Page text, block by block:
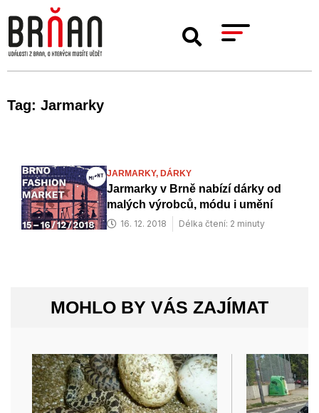
Tag: Jarmarky
JARMARKY, DÁRKY
Jarmarky v Brně nabízí dárky od
malých výrobců, módu i umění
16. 12. 2018 Délka čtení: 2 minuty
MOHLO BY VÁS ZAJÍMAT